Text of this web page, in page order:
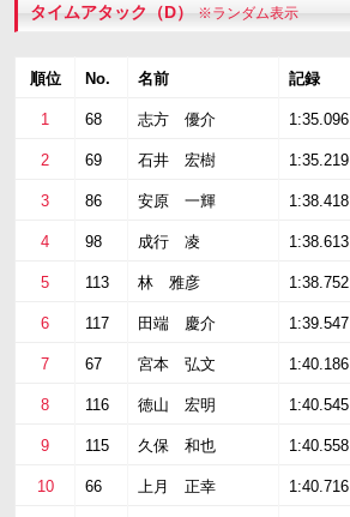
タイムアタック（D） ※ランダム表示
順位 No. 名前 記録
1 68 志方 優介
2 69 石井 宏樹
3 86 安原 一輝
4 98 成行 凌
5 113 林 雅彦
6 117 田端 慶介
7 67 宮本 弘文
8 116 徳山 宏明
9 115 久保 和也
10 66 上月 正幸